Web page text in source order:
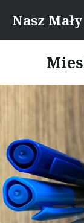
content
Nasz